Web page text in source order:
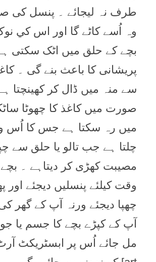
طرف نہ ليجائے ۔ پنسل کی
وہ اُسے کاٹے گا اور اس کي
بچے کے حلق ميں اٹک سکتی
پريشانی کا باعث بنے گی ۔
سے منہ ميں ڈال کر کھينچتا
صورت ميں کاغذ کا چھوٹا
ميں رہ سکتا ہے جس کا اُس
چلتا ہے جب تالو يا حلق سے
مصيبت کھڑی کر ديتاہے ۔
وقت کيلئے پنسليں ديجئے اور
چھپا ديجئے ورنہ آپ کے گھر
آپ کے کپڑے بچے کا جسم يا